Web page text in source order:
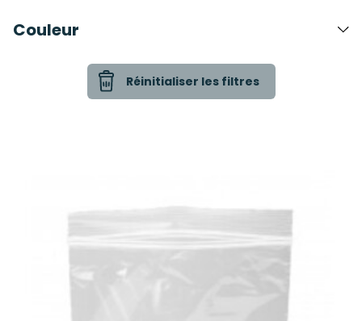
Couleur
Réinitialiser les filtres